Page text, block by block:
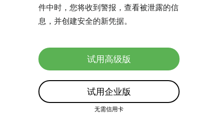
件中时，您将收到警报，查看被泄露的信
息，并创建安全的新凭据。
试用企业版
无需信用卡
试用高级版